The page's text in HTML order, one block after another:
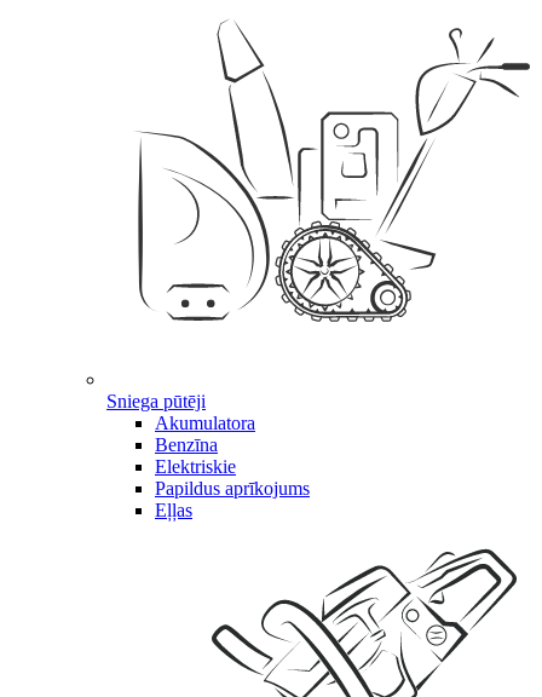
Sniega pūtēji
Akumulatora
Benzīna
Elektriskie
Papildus aprīkojums
Eļļas